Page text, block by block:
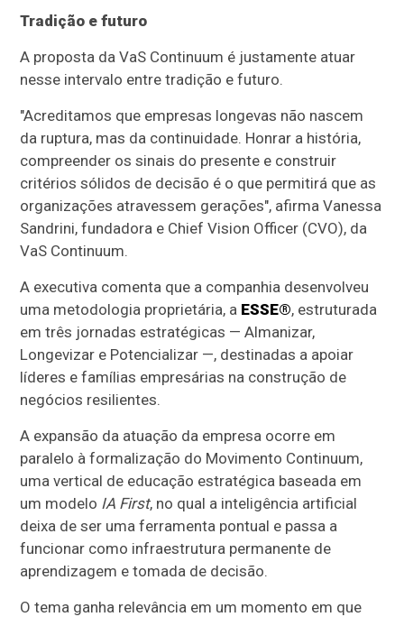
Tradição e futuro
A proposta da VaS Continuum é justamente atuar
nesse intervalo entre tradição e futuro.
"Acreditamos que empresas longevas não nascem
da ruptura, mas da continuidade. Honrar a história,
compreender os sinais do presente e construir
critérios sólidos de decisão é o que permitirá que as
organizações atravessem gerações", afirma Vanessa
Sandrini, fundadora e Chief Vision Officer (CVO), da
VaS Continuum.
A executiva comenta que a companhia desenvolveu
uma metodologia proprietária, a ESSE®, estruturada
em três jornadas estratégicas — Almanizar,
Longevizar e Potencializar —, destinadas a apoiar
líderes e famílias empresárias na construção de
negócios resilientes.
A expansão da atuação da empresa ocorre em
paralelo à formalização do Movimento Continuum,
uma vertical de educação estratégica baseada em
um modelo IA First, no qual a inteligência artificial
deixa de ser uma ferramenta pontual e passa a
funcionar como infraestrutura permanente de
aprendizagem e tomada de decisão.
O tema ganha relevância em um momento em que